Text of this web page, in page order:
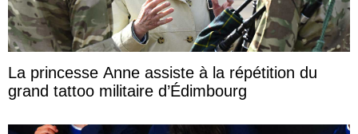
La princesse Anne assiste à la répétition du
grand tattoo militaire d’Édimbourg